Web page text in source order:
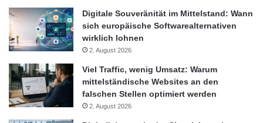
Digitale Souveränität im Mittelstand: Wann
sich europäische Softwarealternativen
wirklich lohnen
2. August 2026
Viel Traffic, wenig Umsatz: Warum
mittelständische Websites an den
falschen Stellen optimiert werden
2. August 2026